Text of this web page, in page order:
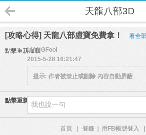
天龍八部3D
[攻略心得] 天龍八部虛寶免費拿！ 看全
點擊重新加載LIANGFool
2015-5-28 16:21:47
提示: 作者被禁止或刪除 內容自動屏蔽
點擊重新加載
首頁 登錄 用FB帳號登入